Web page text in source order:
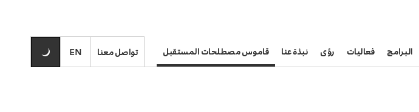
البرامج فعاليات رؤى نبذة عنا قاموس مصطلحات المستقبل تواصل معنا EN